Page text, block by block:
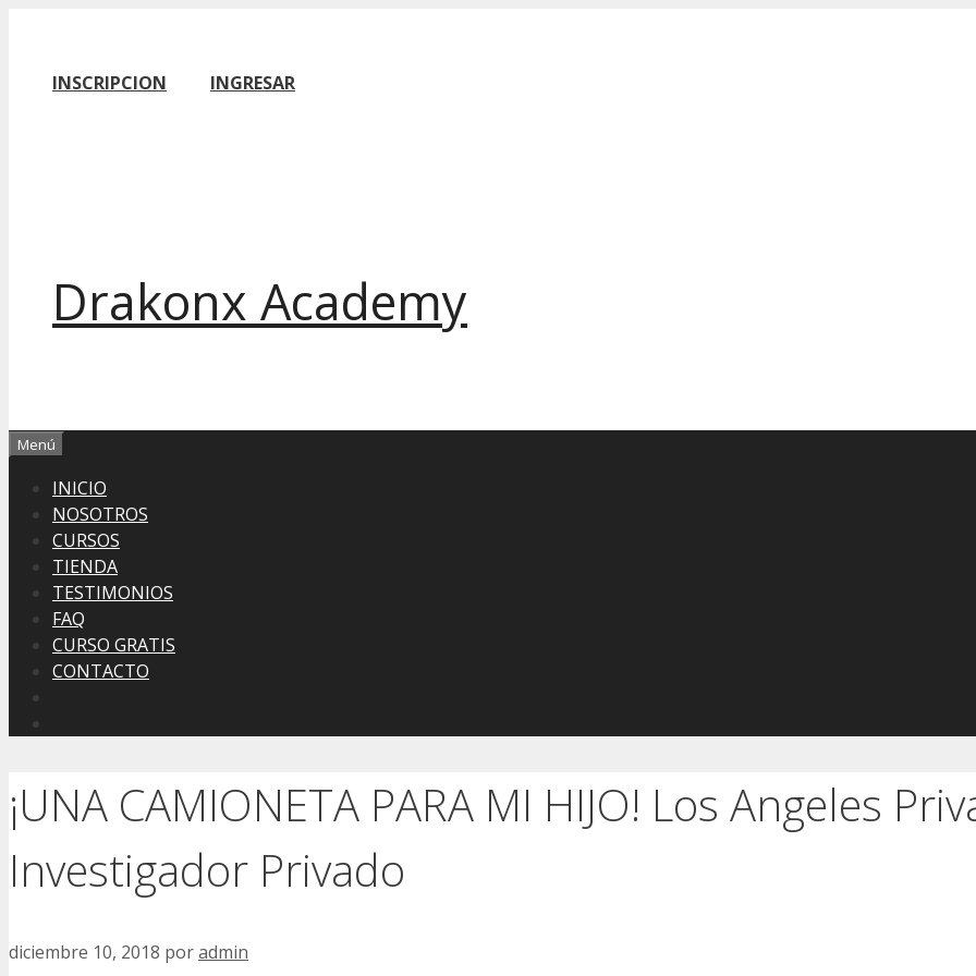
contenidoINSCRIPCION INGRESAR
Drakonx Academy
Menú
INICIO
NOSOTROS
CURSOS
TIENDA
TESTIMONIOS
FAQ
CURSO GRATIS
CONTACTO
¡UNA CAMIONETA PARA MI HIJO! Los Angeles
Investigador Privado
diciembre 10, 2018 poradmin